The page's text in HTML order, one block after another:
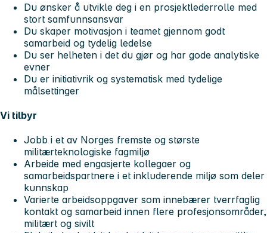
Du ønsker å utvikle deg i en prosjektlederrolle med
stort samfunnsansvar
Du skaper motivasjon i teamet gjennom godt
samarbeid og tydelig ledelse
Du ser helheten i det du gjør og har gode analytiske
evner
Du er initiativrik og systematisk med tydelige
målsettinger
Vi tilbyr
Jobb i et av Norges fremste og største
militærteknologiske fagmiljø
Arbeide med engasjerte kollegaer og
samarbeidspartnere i et inkluderende miljø som deler
kunnskap
Varierte arbeidsoppgaver som innebærer tverrfaglig
kontakt og samarbeid innen flere profesjonsområder,
militært og sivilt